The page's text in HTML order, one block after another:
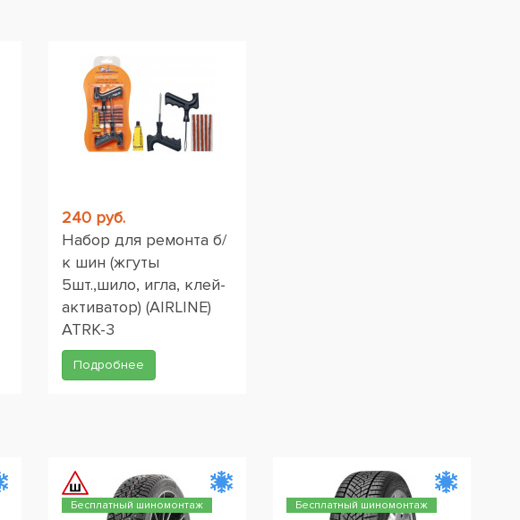
240 руб.
Набор для ремонта б/
к шин (жгуты
5шт.,шило, игла, клей-
активатор) (AIRLINE)
ATRK-3
Подробнее
Бесплатный шиномонтаж Бесплатный шиномонтаж